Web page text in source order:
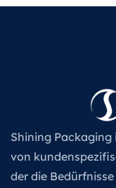
Shining
von
der die